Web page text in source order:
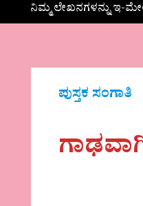
ನಿಮ್ಮ ಲೇಖನಗಳನ್ನು ಇ-
ಪುಸ್ತಕ ಸಂಗಾತಿ